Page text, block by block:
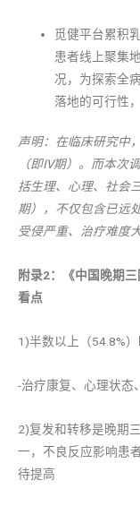
觅健平台累积
患者线上聚集
况，为探索全
落地的可行性
声明：在临床研究中
（即Ⅳ期）。而本次
括生理、心理、社会
期），不仅包含已远
受侵严重、治疗难度
附录2：《中国晚期
看点
1)半数以上（54.8%
-治疗康复、心理状态
2)复发和转移是晚期
一，不良反应影响患
待提高